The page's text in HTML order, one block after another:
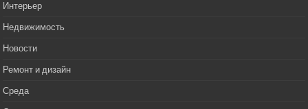
Интерьер
Недвижимость
Новости
Ремонт и дизайн
Среда